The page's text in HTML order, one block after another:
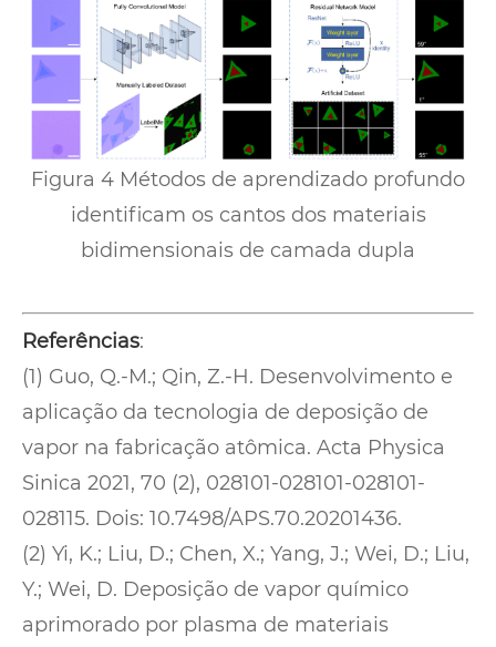
Figura 4 Métodos de aprendizado profundo
identificam os cantos dos materiais
bidimensionais de camada dupla
Referências:
(1) Guo, Q.-M.; Qin, Z.-H. Desenvolvimento e
aplicação da tecnologia de deposição de
vapor na fabricação atômica. Acta Physica
Sinica 2021, 70 (2), 028101-028101-028101-
028115. Dois: 10.7498/APS.70.20201436.
(2) Yi, K.; Liu, D.; Chen, X.; Yang, J.; Wei, D.; Liu,
Y.; Wei, D. Deposição de vapor químico
aprimorado por plasma de materiais